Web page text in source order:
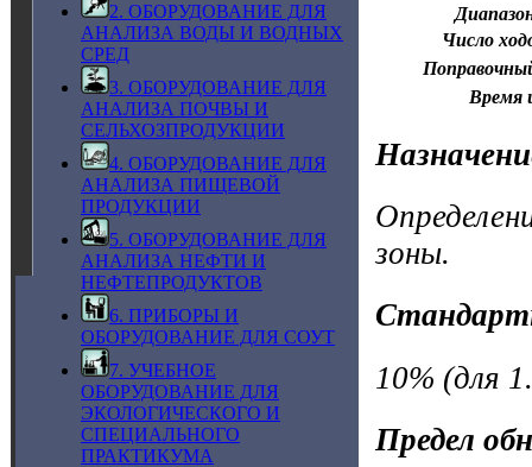
2. ОБОРУДОВАНИЕ ДЛЯ
АНАЛИЗА ВОДЫ И ВОДНЫХ
СРЕД
3. ОБОРУДОВАНИЕ ДЛЯ
АНАЛИЗА ПОЧВЫ И
СЕЛЬХОЗПРОДУКЦИИ
4. ОБОРУДОВАНИЕ ДЛЯ
АНАЛИЗА ПИЩЕВОЙ
ПРОДУКЦИИ
5. ОБОРУДОВАНИЕ ДЛЯ
АНАЛИЗА НЕФТИ И
НЕФТЕПРОДУКТОВ
6. ПРИБОРЫ И
ОБОРУДОВАНИЕ ДЛЯ СОУТ
7. УЧЕБНОЕ
ОБОРУДОВАНИЕ ДЛЯ
ЭКОЛОГИЧЕСКОГО И
СПЕЦИАЛЬНОГО
ПРАКТИКУМА
Число
Время
зоны.
10% (для
Предел